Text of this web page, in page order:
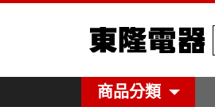
商品分類